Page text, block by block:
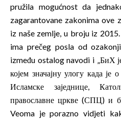
pružila mogućnost da
zagarantovane zakonima ove
iz naše zemlje, u broju iz
ima prečeg posla od
između ostalog navodi i „БиХ
којем значајну улогу када је
Исламске заједнице,
православне цркве (СПЦ) и
Veoma je porazno vidjeti